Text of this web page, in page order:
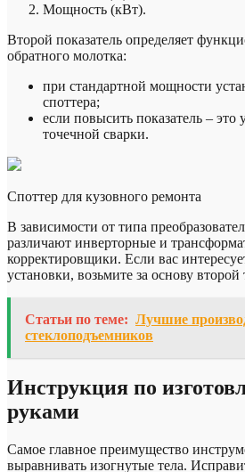
Мощность (кВт).
Второй показатель определяет
обратного молотка:
при стандартной мощности
споттера;
если повысить показатель – это
точечной сварки.
Споттер для кузовного ремонта
В зависимости от типа
различают инверторные и
корректировщики. Если вас
установки, возьмите за основу второй
Статьи по теме: Лучшие
стеклоподъемников
Инструкция по
руками
Самое главное преимущество
выравнивать изогнутые тела.